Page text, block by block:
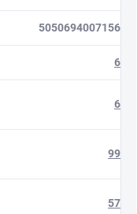
5050694007156
6
6
99
57